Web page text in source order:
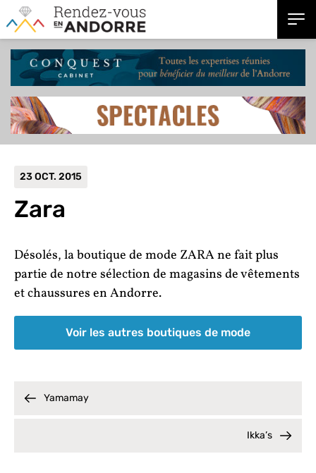
23 OCT. 2015
Zara
Désolés, la boutique de mode ZARA ne fait plus
partie de notre sélection de magasins de vêtements
et chaussures en Andorre.
Voir les autres boutiques de mode
Yamamay
Ikka’s